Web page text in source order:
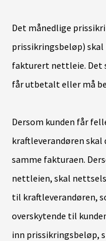
Det månedlige
prissikringsbeløp)
fakturert nettleie. Det
får utbetalt eller må
Dersom kunden får
kraftleverandøren
samme fakturaen.
nettleien, skal
til kraftleverandøren,
overskytende til
inn prissikringsbeløp,